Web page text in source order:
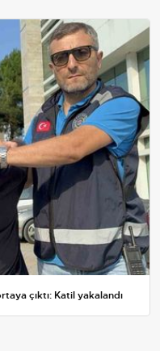
çıktı: Katil yakalandı